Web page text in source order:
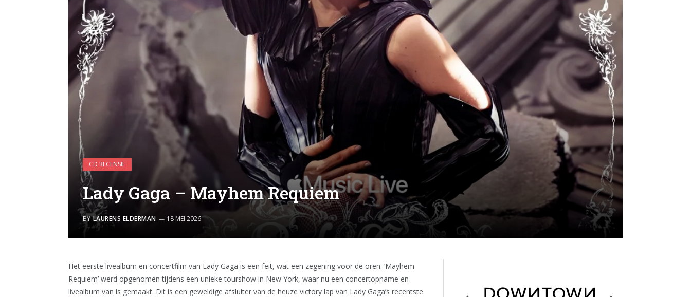
CD RECENSIE
Lady Gaga – Mayhem Requiem
BY LAURENS ELDERMAN 18 MEI 2026
Het eerste livealbum en concertfilm van Lady Gaga is een feit, wat een zegening voor de oren. ‘Mayhem
Requiem’ werd opgenomen tijdens een unieke tourshow in New York, waar nu een concertopname en
livealbum van is gemaakt. Dit is een geweldige afsluiter van de heuze victory lap van Lady Gaga’s recentste